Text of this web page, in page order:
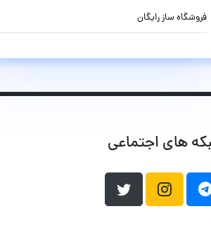
فروشگاه ساز رایگان
های اجتماعی